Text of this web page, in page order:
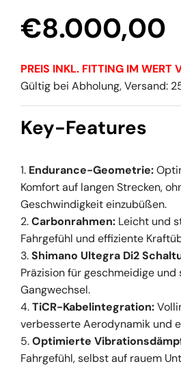
€8.000,00
PREIS INKL. FITTING IM
Gültig bei Abholung, Versand:
Key-Features
Endurance-Geometrie:
Komfort auf langen Strecken,
Geschwindigkeit einzubüßen.
Carbonrahmen: Leicht und
Fahrgefühl und effiziente
Shimano Ultegra Di2
Präzision für geschmeidige und
Gangwechsel.
TiCR-Kabelintegration:
verbesserte Aerodynamik und
Optimierte
Fahrgefühl, selbst auf rauem